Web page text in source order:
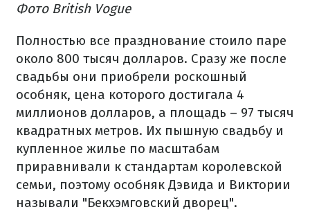
Фото British Vogue
Полностью все празднование стоило паре
около 800 тысяч долларов. Сразу же после
свадьбы они приобрели роскошный
особняк, цена которого достигала 4
миллионов долларов, а площадь – 97 тысяч
квадратных метров. Их пышную свадьбу и
купленное жилье по масштабам
приравнивали к стандартам королевской
семьи, поэтому особняк Дэвида и Виктории
называли "Бекхэмговский дворец".